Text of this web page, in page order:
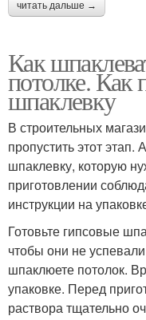
читать дальше →
Как
потолке. Как
шпаклевку
В строительных
пропустить этот
шпаклевку, которую
приготовлении
инструкции на
Готовьте гипсовые
чтобы они не
шпаклюете потолок.
упаковке. Перед
раствора тщательно